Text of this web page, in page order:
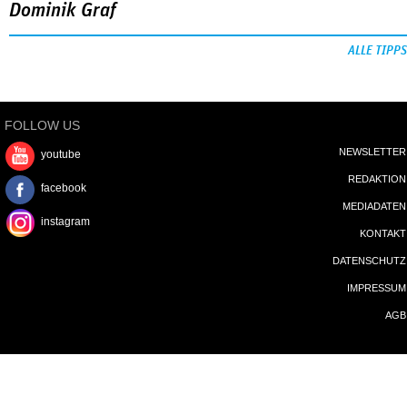
Dominik Graf
ALLE TIPPS
FOLLOW US
youtube
facebook
instagram
NEWSLETTER
REDAKTION
MEDIADATEN
KONTAKT
DATENSCHUTZ
IMPRESSUM
AGB